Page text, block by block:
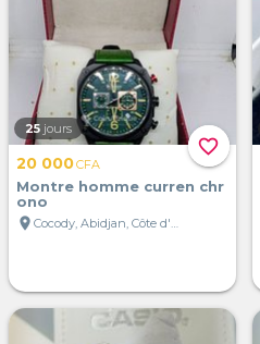
favorite_border
25 jours
20 000CFA
Montre homme curren chr
ono
location_on
Cocody, Abidjan, Côte d'Ivoire